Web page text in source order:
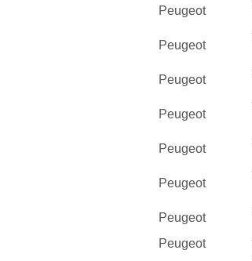
Peugeot
Peugeot
Peugeot
Peugeot
Peugeot
Peugeot
Peugeot
Peugeot